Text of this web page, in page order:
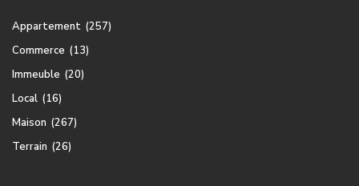
Appartement (257)
Commerce (13)
Immeuble (20)
Local (16)
Maison (267)
Terrain (26)